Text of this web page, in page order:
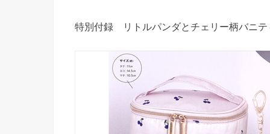
特別付録 リトルパンダとチェリー柄バニテ